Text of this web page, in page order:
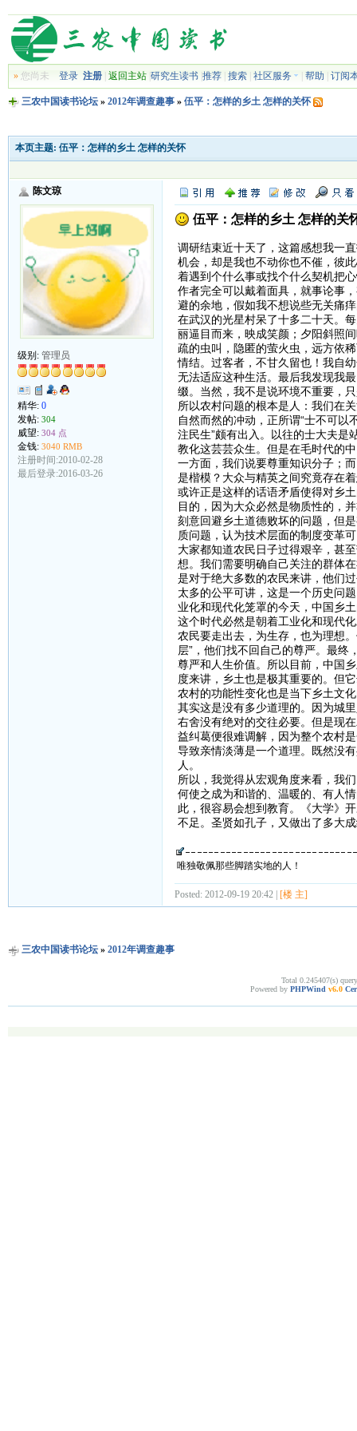
»您尚未 登录 注册| 返回主站| 研究生读书| 推荐| 搜索| 社区服务 帮助 订阅
三农中国读书论坛» 2012年调查趣事» 伍平：怎样的乡土 怎样的关怀
本页主题: 伍平：怎样的乡土 怎样的关怀
陈文琼
级别: 管理员
精华: 0
发帖: 304
威望: 304 点
金钱: 3040 RMB
注册时间:2010-02-28
最后登录:2016-03-26
伍平：怎样的乡土 怎样的关
调研结束近十天了，这篇感想我一
机会，却是我也不动你也不催，彼
着遇到个什么事或找个什么契机把
作者完全可以戴着面具，就事论事
避的余地，假如我不想说些无关痛
在武汉的光星村呆了十多二十天。
丽逼目而来，映成笑颜；夕阳斜照
疏的虫叫，隐匿的萤火虫，远方依
情结。过客者，不甘久留也！我自
无法适应这种生活。最后我发现我
缀。当然，我不是说环境不重要，
所以农村问题的根本是人：我们在
自然而然的冲动，正所谓“士不可以
注民生”颇有出入。以往的士大夫是
教化这芸芸众生。但是在毛时代的
一方面，我们说要尊重知识分子；
是楷模？大众与精英之间究竟存在
或许正是这样的话语矛盾使得对乡
目的，因为大众必然是物质性的，
刻意回避乡土道德败坏的问题，但
质问题，认为技术层面的制度变革
大家都知道农民日子过得艰辛，甚
想。我们需要明确自己关注的群体
是对于绝大多数的农民来讲，他们
太多的公平可讲，这是一个历史问
业化和现代化笼罩的今天，中国乡
这个时代必然是朝着工业化和现代
农民要走出去，为生存，也为理想
层”，他们找不回自己的尊严。最
尊严和人生价值。所以目前，中国
度来讲，乡土也是极其重要的。但
农村的功能性变化也是当下乡土文
其实这是没有多少道理的。因为城
右舍没有绝对的交往必要。但是现
益纠葛便很难调解，因为整个农村
导致亲情淡薄是一个道理。既然没
人。
所以，我觉得从宏观角度来看，我
何使之成为和谐的、温暖的、有人
此，很容易会想到教育。《大学》
不足。圣贤如孔子，又做出了多大
唯独敬佩那些脚踏实地的人！
Posted: 2012-09-19 20:42 | [楼 主]
三农中国读书论坛» 2012年调查趣事
Total 0.245407(s)
Powered by PHPWind v6.0